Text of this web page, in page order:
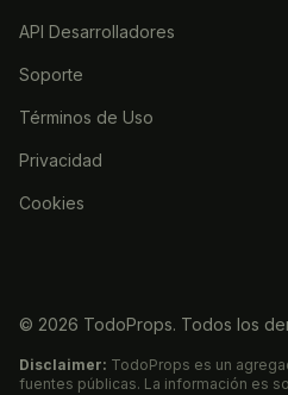
API Desarrolladores
Soporte
Términos de Uso
Privacidad
Cookies
© 2026 TodoProps. Todos los
Disclaimer: TodoProps es un
fuentes públicas. La información es